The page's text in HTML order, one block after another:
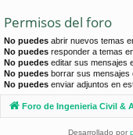
Permisos del foro
No puedes abrir nuevos temas
No puedes responder a temas
No puedes editar sus mensajes
No puedes borrar sus mensajes
No puedes enviar adjuntos en
Foro de Ingenieria Civil &
Desarrollado por